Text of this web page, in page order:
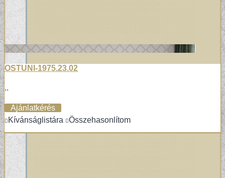
OSTUNI-1975.23.02
..
Ajánlatkérés
Kívánságlistára
Összehasonlítom